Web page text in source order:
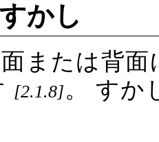
かし
または背
2.1.8 。 すか